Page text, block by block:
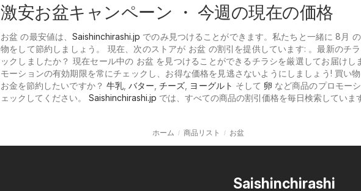
激安お盆キャンペーン ・ 今週の現在の価格
お盆 の最安値は、Saishinchirashi.jp でのみ見つけることができます。私たちと一緒に 8月
物をして節約しましょう。 現在、次のストアが お盆 の割引を提供しています: 。最新のチ
ックしましたか？ 現在セール中の お盆 を見つけることができるチラシを厳選してお届けし
モーションの有効期限を常にチェックし、お得な価格を見逃さないようにしましょう! 買い
お金を節約したいですか？ 牛乳, バター ,チーズ ヨーグルト そして 卵 など商品のプロモー
ェックしてください。 Saishinchirashi.jp では、すべての商品の割引価格を毎日検索していま
ホーム 商品リスト お盆
Saishinchirashi